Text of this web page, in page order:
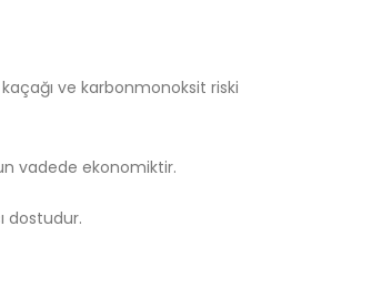
ve karbonmonoksit riski
vadede ekonomiktir.
dostudur.